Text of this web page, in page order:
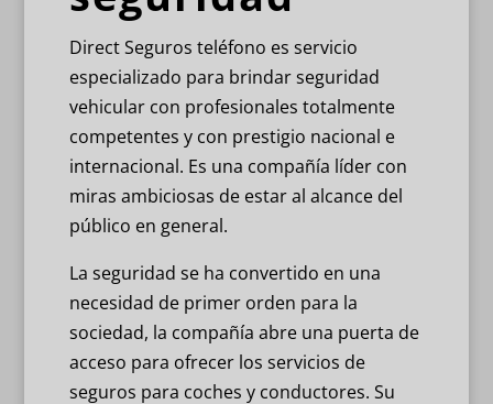
Direct Seguros teléfono es servicio
especializado para brindar seguridad
vehicular con profesionales totalmente
competentes y con prestigio nacional e
internacional. Es una compañía líder con
miras ambiciosas de estar al alcance del
público en general.
La seguridad se ha convertido en una
necesidad de primer orden para la
sociedad, la compañía abre una puerta de
acceso para ofrecer los servicios de
seguros para coches y conductores. Su